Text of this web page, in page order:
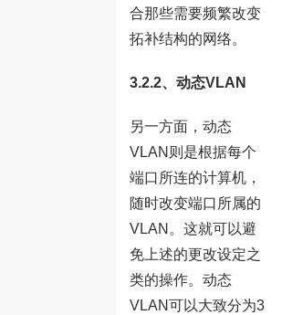
合那些需要频繁改变
拓补结构的网络。
3.2.2、动态VLAN
另一方面，动态
VLAN则是根据每个
端口所连的计算机，
随时改变端口所属的
VLAN。这就可以避
免上述的更改设定之
类的操作。动态
VLAN可以大致分为3